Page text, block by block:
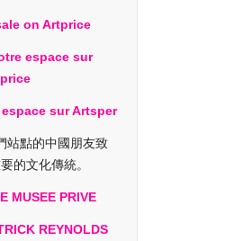
on Artprice
espace sur
sur Artsper
站點的中國朋友致
的文化傳統。
MUSEE PRIVE
REYNOLDS